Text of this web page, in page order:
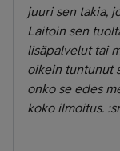
juuri sen takia,
Laitoin sen
lisäpalvelut tai
oikein tuntunut
onko se edes
koko ilmoitus.